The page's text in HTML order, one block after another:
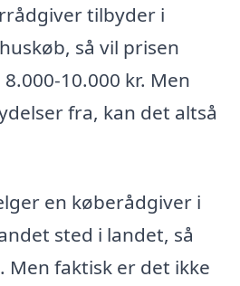
tilbyder i
så vil prisen
10.000 kr. Men
fra, kan det altså
en køberådgiver i
sted i landet, så
faktisk er det ikke